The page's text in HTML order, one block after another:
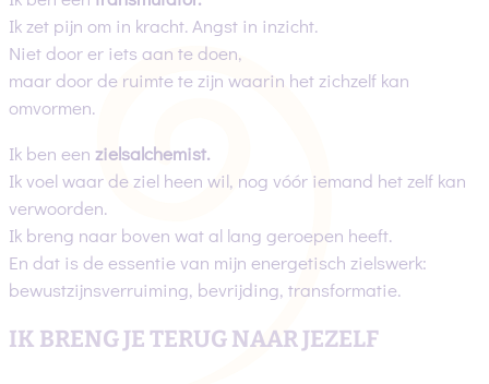
Ik zet pijn om in kracht. Angst in inzicht.
Niet door er iets aan te doen,
maar door de ruimte te zijn waarin het zichzelf kan
omvormen.
Ik ben een zielsalchemist.
Ik voel waar de ziel heen wil, nog vóór iemand het zelf kan
verwoorden.
Ik breng naar boven wat al lang geroepen heeft.
En dat is de essentie van mijn energetisch zielswerk:
bewustzijnsverruiming, bevrijding, transformatie.
IK BRENG JE TERUG NAAR JEZELF